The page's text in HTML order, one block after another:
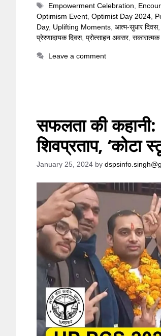
Tags
Empowerment Celebration
Optimism Event Optimist Day 2024
Day, Uplifting Moments आत्म-सुधार दिवस,
प्रेरणादायक दिवस, प्रोत्साहन अवसर,
Leave a comment
सफलता की
शिवप्रताप, ‘कोटा
January 25, 2024 by